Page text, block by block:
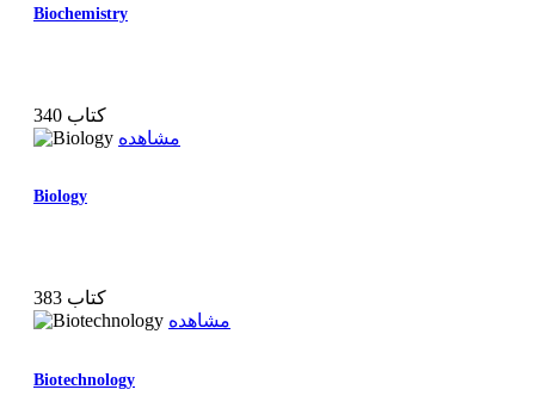
Biochemistry
340 کتاب
مشاهده
Biology
383 کتاب
مشاهده
Biotechnology